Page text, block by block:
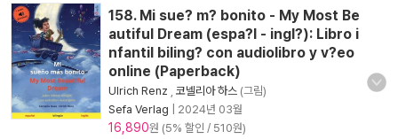
158. Mi sue? m? bonito - My Most Be
autiful Dream (espa?l - ingl?): Libro i
nfantil biling? con audiolibro y v?eo
online (Paperback)
Ulrich Renz 코넬리아 하스 (그림)
Sefa Verlag
2024년 03월
16,890원 (5% 할인 / 510원)